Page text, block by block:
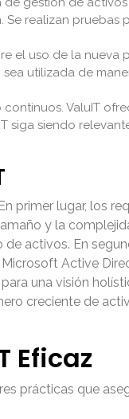
realizan pruebas
el uso de la nueva
utilizada de
ValuIT
siga siendo
primer lugar, los
y la
activos. En
Active
una visión
creciente de
Eficaz
prácticas que